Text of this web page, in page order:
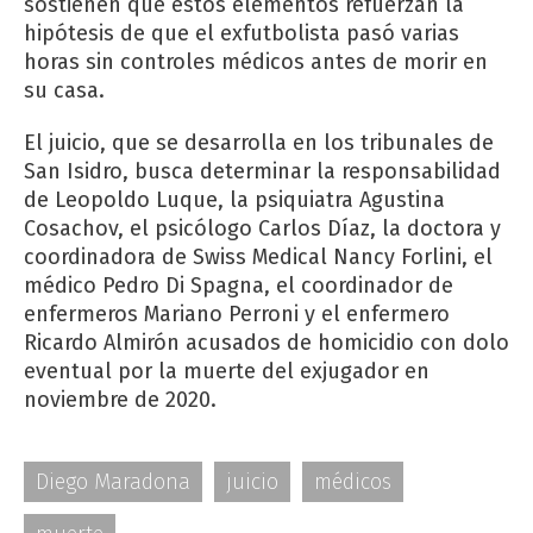
hipótesis de que el exfutbolista pasó varias
horas sin controles médicos antes de morir en
su casa.
El juicio, que se desarrolla en los tribunales de
San Isidro, busca determinar la responsabilidad
de Leopoldo Luque, la psiquiatra Agustina
Cosachov, el psicólogo Carlos Díaz, la doctora y
coordinadora de Swiss Medical Nancy Forlini, el
médico Pedro Di Spagna, el coordinador de
enfermeros Mariano Perroni y el enfermero
Ricardo Almirón acusados de homicidio con dolo
eventual por la muerte del exjugador en
noviembre de 2020.
Diego Maradona juicio
médicos